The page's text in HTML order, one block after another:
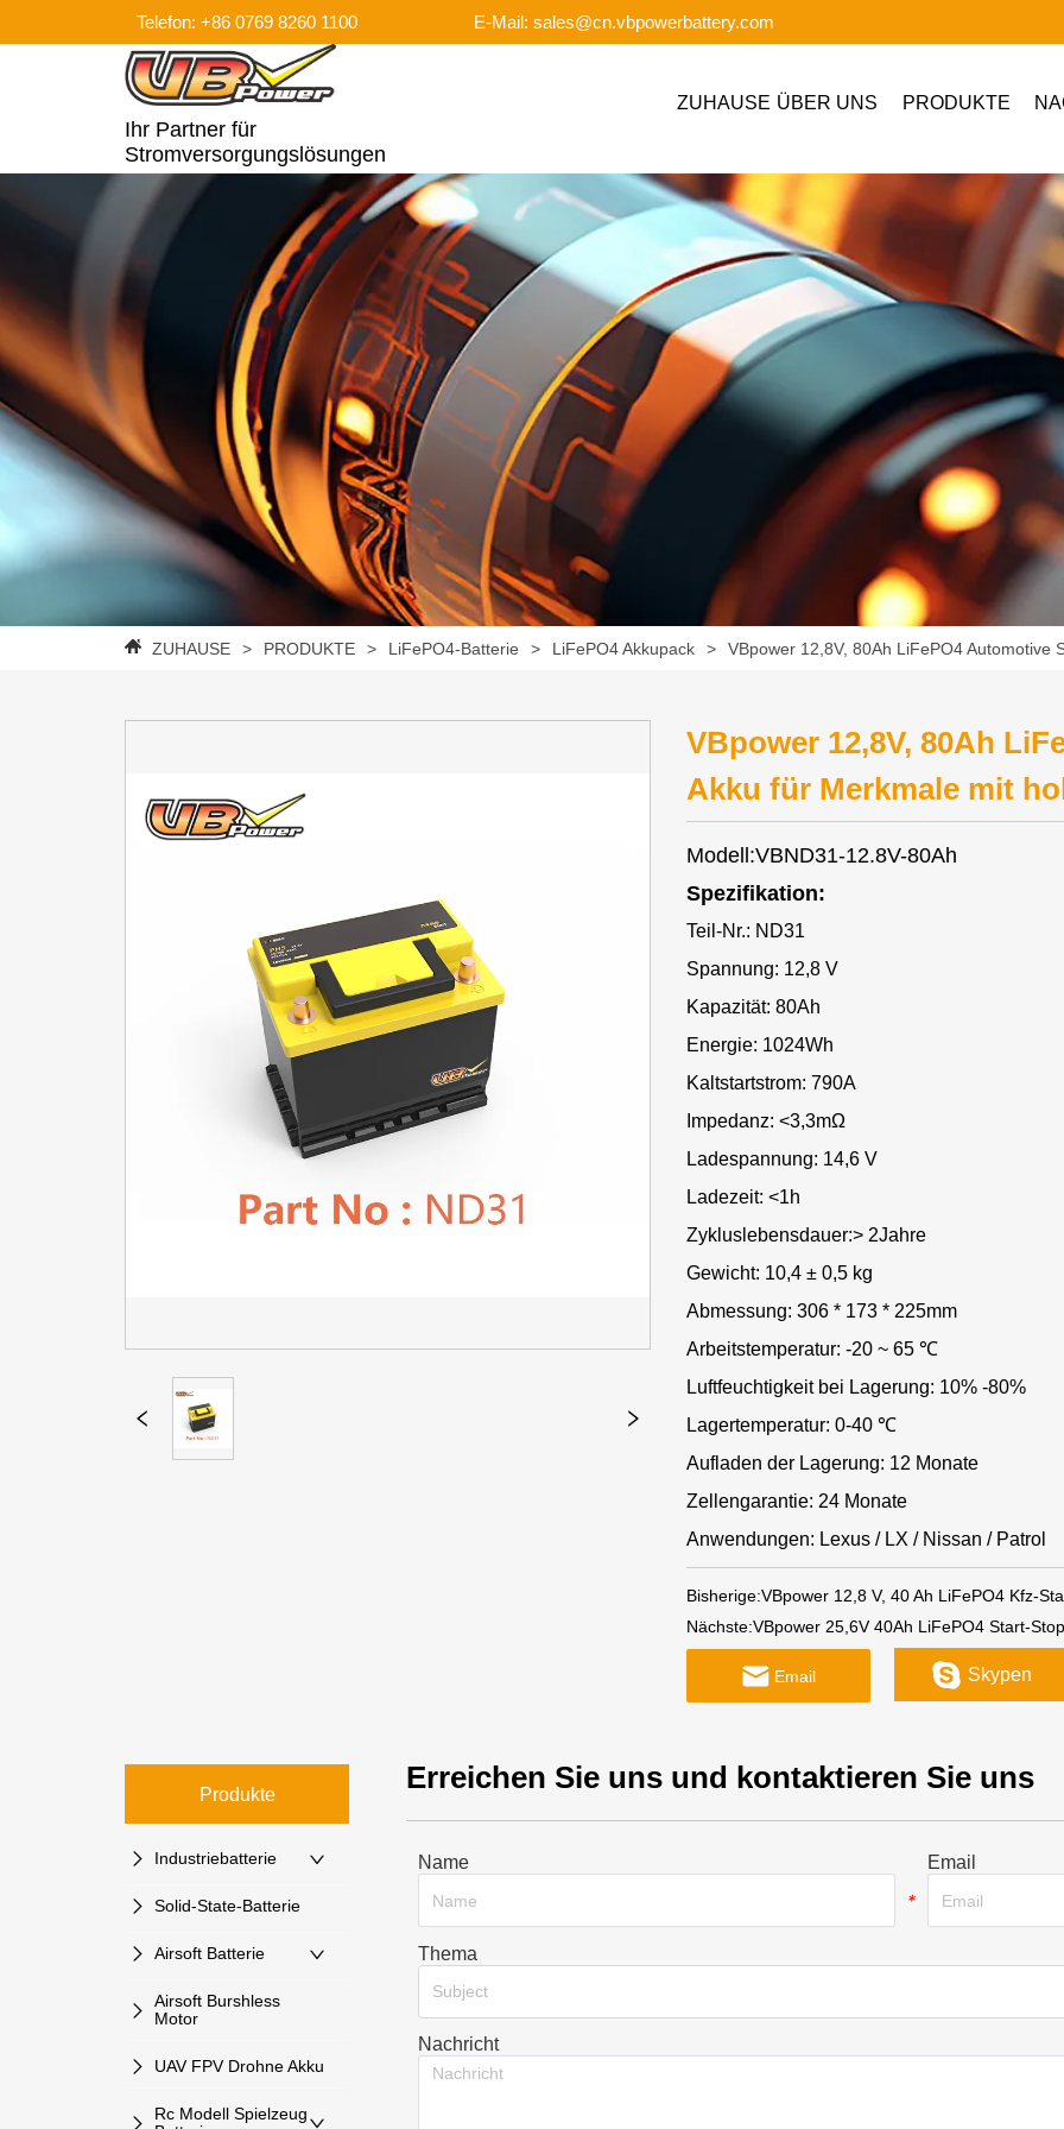
Telefon: +86 0769 8260 1100 E-Mail: sales@cn.vbpowerbattery.com
Ihr Partner für
Stromversorgungslösungen
ZUHAUSE ÜBER UNS PRODUKTE
ZUHAUSE > PRODUKTE > LiFePO4-Batterie > LiFePO4 Akkupack > VBpower 12,8V, 80Ah LiFePO4 Automotive
VBpower 12,8V, 80Ah
Akku für Merkmale mit
Modell:VBND31-12.8V-80Ah
Spezifikation:
Teil-Nr.: ND31
Spannung: 12,8 V
Kapazität: 80Ah
Energie: 1024Wh
Kaltstartstrom: 790A
Impedanz: <3,3mΩ
Ladespannung: 14,6 V
Ladezeit: <1h
Zykluslebensdauer:> 2Jahre
Gewicht: 10,4 ± 0,5 kg
Abmessung: 306 * 173 * 225mm
Arbeitstemperatur: -20 ~ 65 ℃
Luftfeuchtigkeit bei Lagerung: 10% -80%
Lagertemperatur: 0-40 ℃
Aufladen der Lagerung: 12 Monate
Zellengarantie: 24 Monate
Anwendungen: Lexus / LX / Nissan / Patrol
Bisherige:VBpower 12,8 V, 40 Ah LiFePO4 Kfz-
Nächste:VBpower 25,6V 40Ah LiFePO4 Start-
Email Skypen
Produkte
Industriebatterie
Solid-State-Batterie
Airsoft Batterie
Airsoft Burshless
Motor
UAV FPV Drohne Akku
Rc Modell Spielzeug
Erreichen Sie uns und kontaktieren Sie uns
Name
*
Email
Thema
Subject
Nachricht